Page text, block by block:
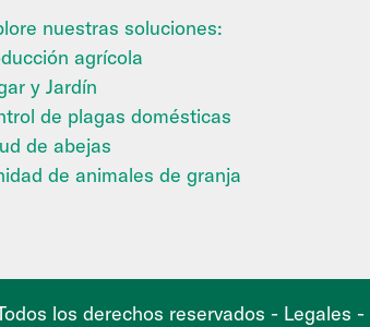
nuestras soluciones:
agrícola
y Jardín
de plagas domésticas
de abejas
de animales de granja
los derechos reservados - Legales -